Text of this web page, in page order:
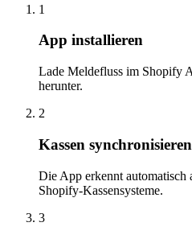
1
App installieren
Lade Meldefluss im Shopify
herunter.
2
Kassen synchronisieren
Die App erkennt automatisch
Shopify-Kassensysteme.
3